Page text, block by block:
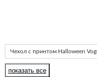
Чехол с принтом Halloween
Принты Frontalka — Halloween
показать все